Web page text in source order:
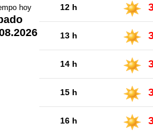
hoy 12 h
13 h
14 h
15 h
16 h